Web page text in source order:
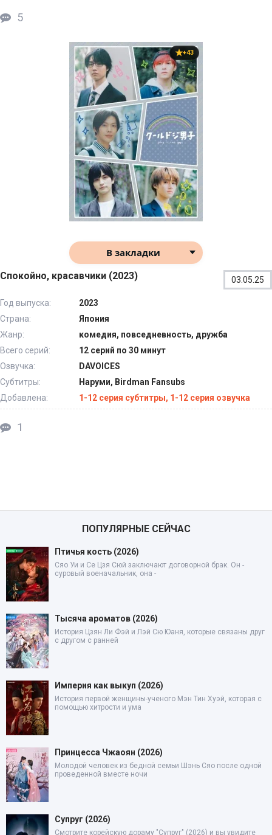
5
+43
В закладки
Спокойно, красавчики (2023) 03.05.25
Год выпуска:
2023
Страна:
Япония
Жанр:
комедия, повседневность, дружба
Всего серий:
12 серий по 30 минут
Озвучка:
DAVOICES
Субтитры:
Наруми, Birdman Fansubs
Добавлена:
1-12 серия субтитры, 1-12 серия озвучка
1
ПОПУЛЯРНЫЕ СЕЙЧАС
Птичья кость (2026)
Сяо Уи и Се Цзя Сюй заключают договорной брак. Он -
суровый военачальник, она -
Тысяча ароматов (2026)
История Цзян Ли Фэй и Лэй Сю Юаня, которые связаны друг
с другом с ранней
Империя как выкуп (2026)
История первой женщины-ученого Мэн Тин Хуэй, которая с
помощью хитрости и ума
Принцесса Чжаоян (2026)
Молодой человек из бедной семьи Шэнь Сяо после одной
проведенной вместе ночи
Супруг (2026)
Смотрите корейскую дораму "Супруг" (2026) и вы увидите